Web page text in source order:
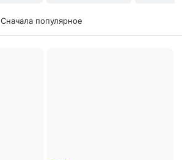
Сначала популярное